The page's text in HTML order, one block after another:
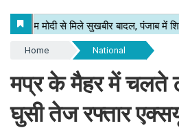
Home National
मप्र के मैहर में चलते
घुसी तेज रफ्तार